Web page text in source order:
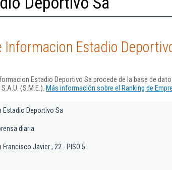
Informacion Estadio
Estadio Deportivo Sa procede de la base de
(S.M.E.). Más información sobre el Ranking de
Estadio Deportivo Sa
diaria.
Francisco Javier , 22 - PISO 5